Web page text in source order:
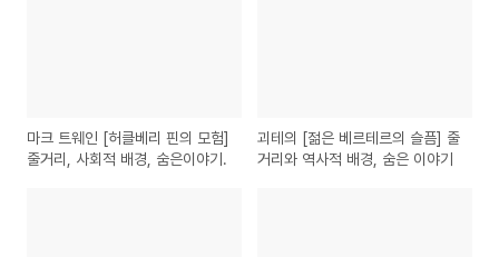
마크 트웨인 [허클베리 핀의 모험]
줄거리, 사회적 배경, 숨은이야기.
괴테의 [젊은 베르테르의 슬픔] 줄
거리와 역사적 배경, 숨은 이야기